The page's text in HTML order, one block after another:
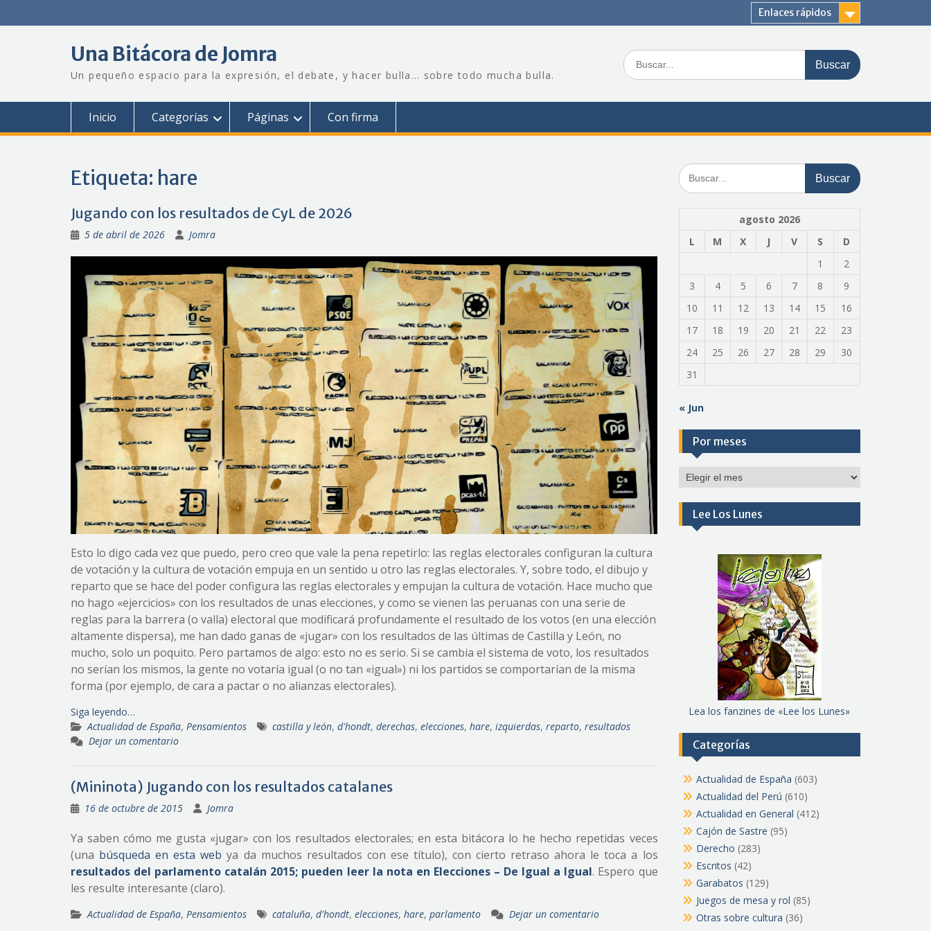
Enlaces rápidos
Una Bitácora de Jomra
Un pequeño espacio para la expresión, el debate, y hacer bulla… sobre todo mucha bulla.
Buscar:
Inicio Categorías Páginas Con firma
Etiqueta: hare
Jugando con los resultados de CyL de 2026
5 de abril de 2026 Jomra
Esto lo digo cada vez que puedo, pero creo que vale la pena repetirlo: las reglas electorales configuran la cultura
de votación y la cultura de votación empuja en un sentido u otro las reglas electorales. Y, sobre todo, el dibujo y
reparto que se hace del poder configura las reglas electorales y empujan la cultura de votación. Hace mucho que
no hago «ejercicios» con los resultados de unas elecciones, y como se vienen las peruanas con una serie de
reglas para la barrera (o valla) electoral que modificará profundamente el resultado de los votos (en una elección
altamente dispersa), me han dado ganas de «jugar» con los resultados de las últimas de Castilla y León, no
mucho, solo un poquito. Pero partamos de algo: esto no es serio. Si se cambia el sistema de voto, los resultados
no serían los mismos, la gente no votaría igual (o no tan «igual») ni los partidos se comportarían de la misma
forma (por ejemplo, de cara a pactar o no alianzas electorales).
Siga leyendo…
Actualidad de España, Pensamientos castilla y león, d'hondt, derechas, elecciones, hare, izquierdas, reparto, resultados
Dejar un comentario
(Mininota) Jugando con los resultados catalanes
16 de octubre de 2015 Jomra
Ya saben cómo me gusta «jugar» con los resultados electorales; en esta bitácora lo he hecho repetidas veces
(una búsqueda en esta web ya da muchos resultados con ese título), con cierto retraso ahora le toca a los
resultados del parlamento catalán 2015; pueden leer la nota en Elecciones – De Igual a Igual. Espero que
les resulte interesante (claro).
Actualidad de España, Pensamientos cataluña, d'hondt, elecciones, hare, parlamento Dejar un comentario
Buscar:
agosto 2026
L
M X J V S
D
1
2
3
4 5 6 7 8
9
10
11 12 13 14 15
16
17
18 19 20 21 22
23
24
25 26 27 28 29
30
31
« Jun
Por meses
Por
Lee Los Lunes
Lea los fanzines de «Lee los Lunes»
Categorías
Actualidad de España (603)
Actualidad del Perú (610)
Actualidad en General (412)
Cajón de Sastre (95)
Derecho (283)
Escritos (42)
Garabatos (129)
Juegos de mesa y rol (85)
Otras sobre cultura (36)